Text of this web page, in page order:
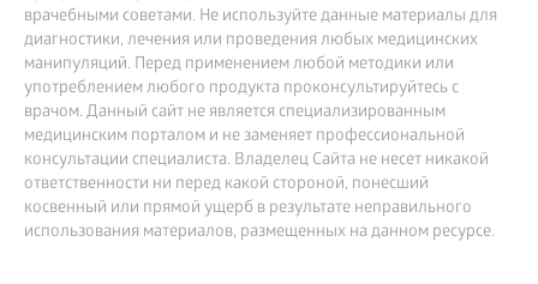
врачебными советами. Не используйте данные материалы для
диагностики, лечения или проведения любых медицинских
манипуляций. Перед применением любой методики или
употреблением любого продукта проконсультируйтесь с
врачом. Данный сайт не является специализированным
медицинским порталом и не заменяет профессиональной
консультации специалиста. Владелец Сайта не несет никакой
ответственности ни перед какой стороной, понесший
косвенный или прямой ущерб в результате неправильного
использования материалов, размещенных на данном ресурсе.